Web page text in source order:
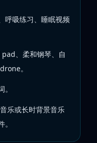
呼吸练习、睡眠视频
、柔和钢琴、自
。
乐或长时背景音乐